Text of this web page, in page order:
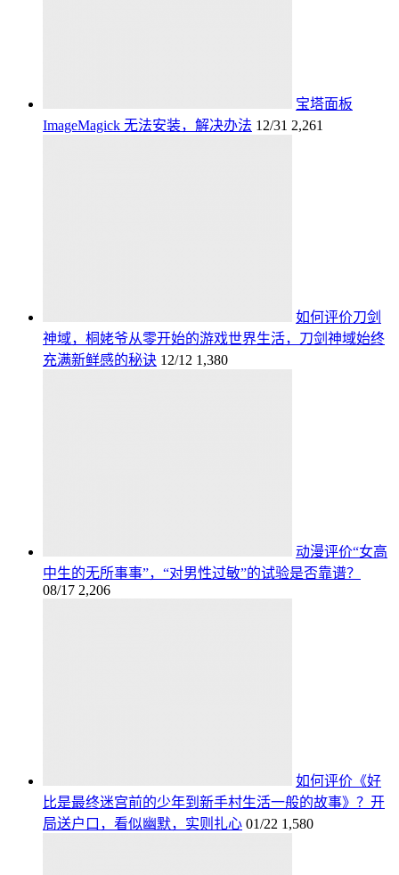
宝塔面板
ImageMagick 无法安装，解决办法 12/31 2,261
如何评价刀剑
神域，桐姥爷从零开始的游戏世界生活，刀剑神域始终
充满新鲜感的秘诀 12/12 1,380
动漫评价“女高
中生的无所事事”，“对男性过敏”的试验是否靠谱？
08/17 2,206
如何评价《好
比是最终迷宫前的少年到新手村生活一般的故事》？开
局送户口，看似幽默，实则扎心 01/22 1,580